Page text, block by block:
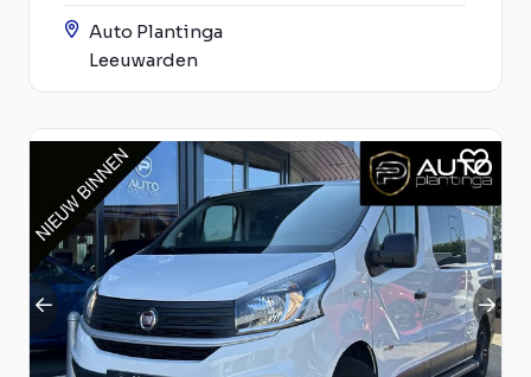
Auto Plantinga
Leeuwarden